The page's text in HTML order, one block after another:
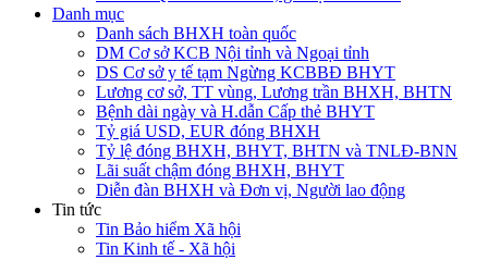
Danh mục
Danh sách BHXH toàn quốc
DM Cơ sở KCB Nội tỉnh và Ngoại tỉnh
DS Cơ sở y tế tạm Ngừng KCBBĐ BHYT
Lương cơ sở, TT vùng, Lương trần BHXH, BHTN
Bệnh dài ngày và H.dẫn Cấp thẻ BHYT
Tỷ giá USD, EUR đóng BHXH
Tỷ lệ đóng BHXH, BHYT, BHTN và TNLĐ-BNN
Lãi suất chậm đóng BHXH, BHYT
Diễn đàn BHXH và Đơn vị, Người lao động
Tin tức
Tin Bảo hiểm Xã hội
Tin Kinh tế - Xã hội